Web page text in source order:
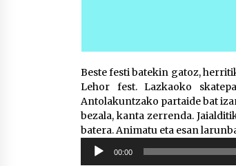
Beste festi batekin gatoz,
Lehor fest. Lazkaoko
Antolakuntzako partaide bat
bezala, kanta zerrenda.
batera. Animatu eta esan
Soinu
erreproduzigailua
00:00